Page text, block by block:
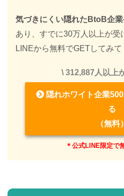
気づきにくい隠れたBtoB企
あり、すでに30万人以上が
LINEから無料でGETしてみて
\ 312,887人以上
隠れホワイト企業
る
（無料）
＊公式LINE限定で